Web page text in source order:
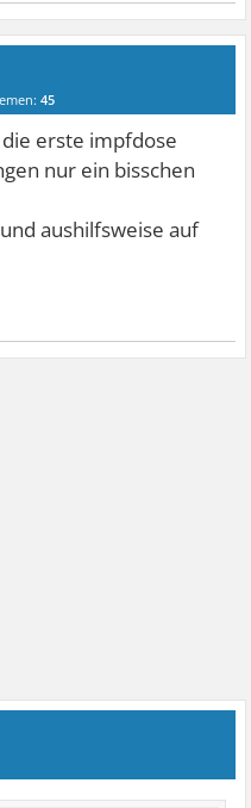
45
erste impfdose
nur ein bisschen
aushilfsweise auf